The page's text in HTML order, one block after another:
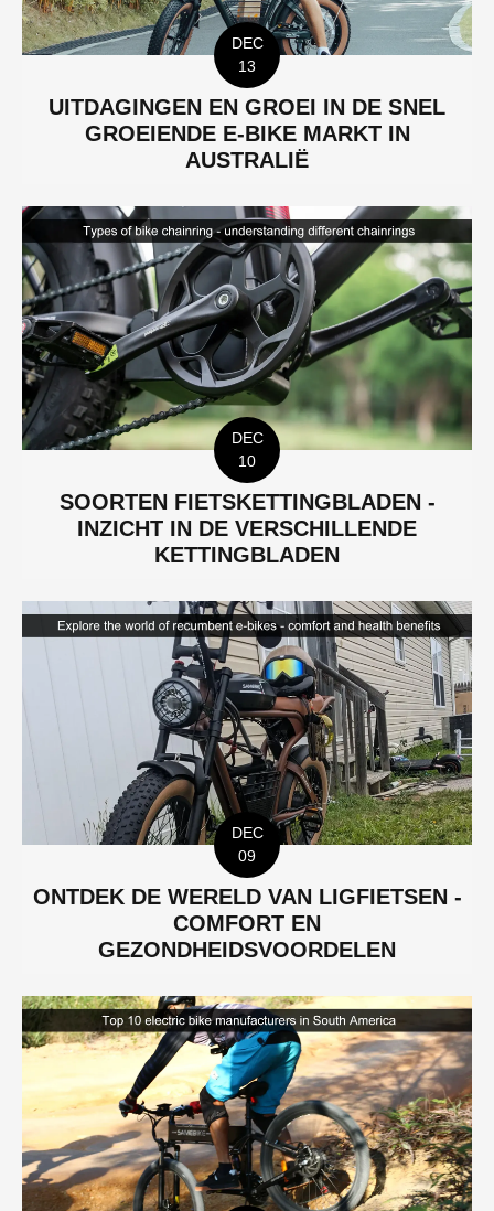
DEC
13
UITDAGINGEN EN GROEI IN DE SNEL
GROEIENDE E-BIKE MARKT IN
AUSTRALIË
DEC
10
SOORTEN FIETSKETTINGBLADEN -
INZICHT IN DE VERSCHILLENDE
KETTINGBLADEN
DEC
09
ONTDEK DE WERELD VAN LIGFIETSEN -
COMFORT EN
GEZONDHEIDSVOORDELEN